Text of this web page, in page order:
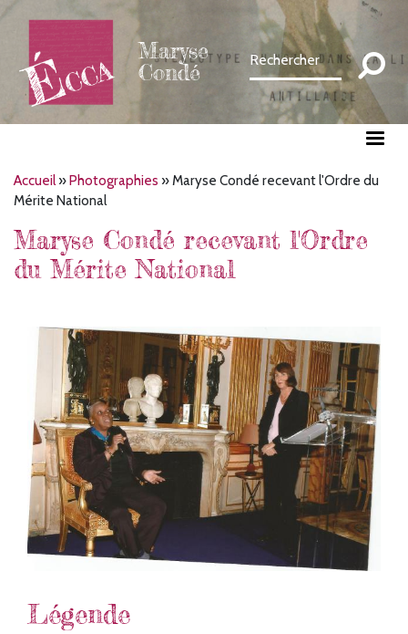
contenu
principal
Maryse
Condé
Fil
d'Ariane
Accueil Photographies
Maryse Condé recevant l'Ordre du
Mérite National
Maryse Condé recevant l'Ordre
du Mérite National
Légende